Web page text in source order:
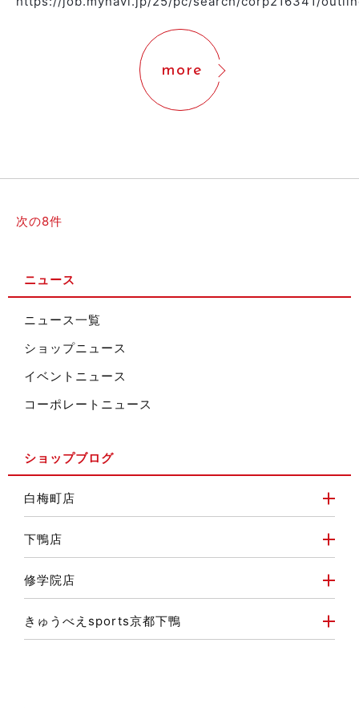
more
次の8件
ニュース
ニュース一覧
ショップニュース
イベントニュース
コーポレートニュース
ショップブログ
白梅町店
下鴨店
修学院店
きゅうべえsports京都下鴨